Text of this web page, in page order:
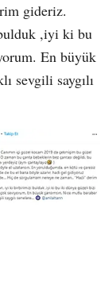
gideriz.
,iyi ki bu
En büyük
sevgili saygılı